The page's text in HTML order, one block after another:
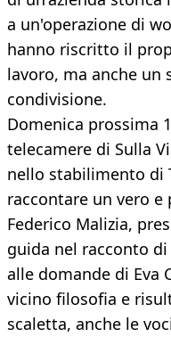
a un'operazione di
hanno riscritto il
lavoro, ma anche un
condivisione.
Domenica prossima
telecamere di Sulla
nello stabilimento di
raccontare un vero
Federico Malizia,
guida nel racconto
alle domande di Eva
vicino filosofia e
scaletta, anche le